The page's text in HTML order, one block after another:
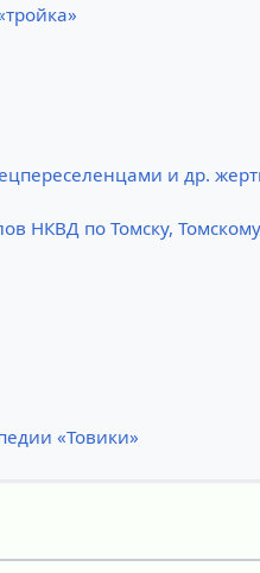
и др.
НКВД по Томску,
«Товики»